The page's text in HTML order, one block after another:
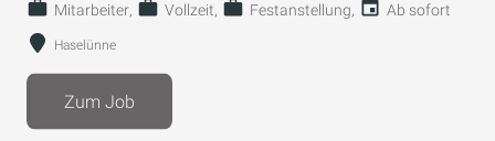
Mitarbeiter Vollzeit Festanstellung Ab sofort
Haselünne
Zum Job